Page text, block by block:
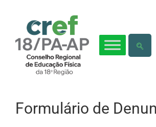
Formulário de